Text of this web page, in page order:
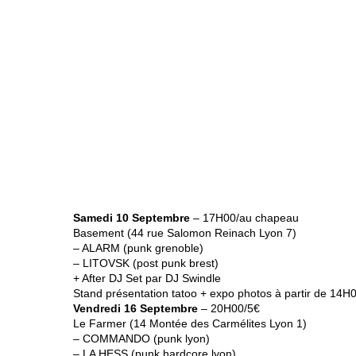
Samedi 10 Septembre – 17H00/au chapeau
Basement (44 rue Salomon Reinach Lyon 7)
– ALARM (punk grenoble)
– LITOVSK (post punk brest)
+ After DJ Set par DJ Swindle
Stand présentation tatoo + expo photos à partir de
Vendredi 16 Septembre – 20H00/5€
Le Farmer (14 Montée des Carmélites Lyon 1)
– COMMANDO (punk lyon)